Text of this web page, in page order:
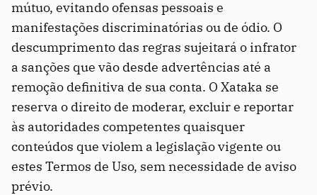
mútuo, evitando ofensas pessoais e
manifestações discriminatórias ou de ódio. O
descumprimento das regras sujeitará o infrator
a sanções que vão desde advertências até a
remoção definitiva de sua conta. O Xataka se
reserva o direito de moderar, excluir e reportar
às autoridades competentes quaisquer
conteúdos que violem a legislação vigente ou
estes Termos de Uso, sem necessidade de aviso
prévio.